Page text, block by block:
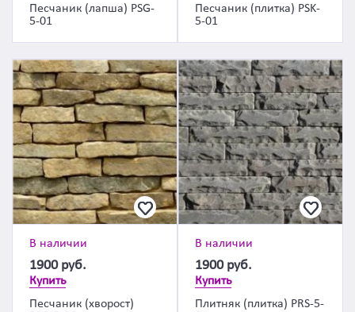
Песчаник (лапша) PSG-
5-01
Песчаник (плитка) PSK-
5-01
В наличии
1900 руб.
Купить
Песчаник (хворост)
В наличии
1900 руб.
Купить
Плитняк (плитка) PRS-5-